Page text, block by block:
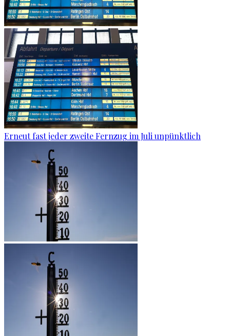
Erneut fast jeder zweite Fernzug im Juli unpünktlich